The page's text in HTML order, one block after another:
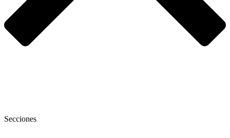
Secciones